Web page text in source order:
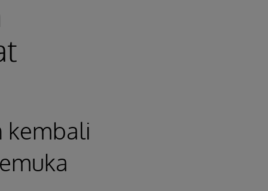
kembali